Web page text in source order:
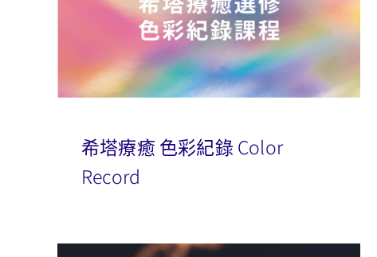
希塔療癒 色彩紀錄 Color
Record